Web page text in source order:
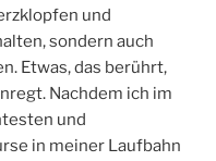
und
sondern auch
Etwas, das berührt,
Nachdem ich im
und
in meiner Laufbahn